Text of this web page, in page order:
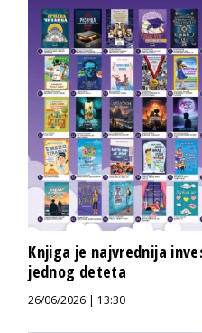
Knjiga je najvrednija
jednog deteta
26/06/2026 | 13:30